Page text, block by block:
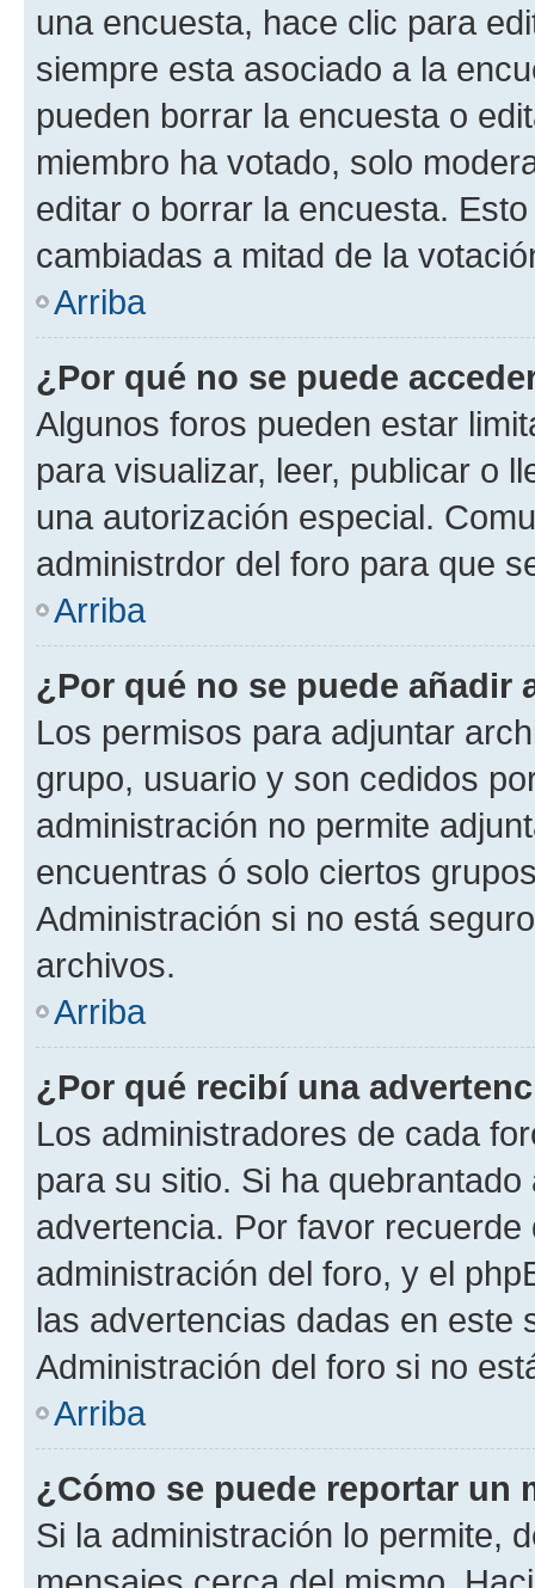
una encuesta, hace clic para
siempre esta asociado a la
pueden borrar la encuesta o
miembro ha votado, solo
editar o borrar la encuesta.
cambiadas a mitad de la
Arriba
¿Por qué no se puede
Algunos foros pueden estar
para visualizar, leer, publicar o
una autorización especial.
administrdor del foro para que
Arriba
¿Por qué no se puede añadir
Los permisos para adjuntar
grupo, usuario y son cedidos
administración no permite
encuentras ó solo ciertos
Administración si no está
archivos.
Arriba
¿Por qué recibí una
Los administradores de cada
para su sitio. Si ha
advertencia. Por favor
administración del foro, y el
las advertencias dadas en este
Administración del foro si no
Arriba
¿Cómo se puede reportar un
Si la administración lo permite,